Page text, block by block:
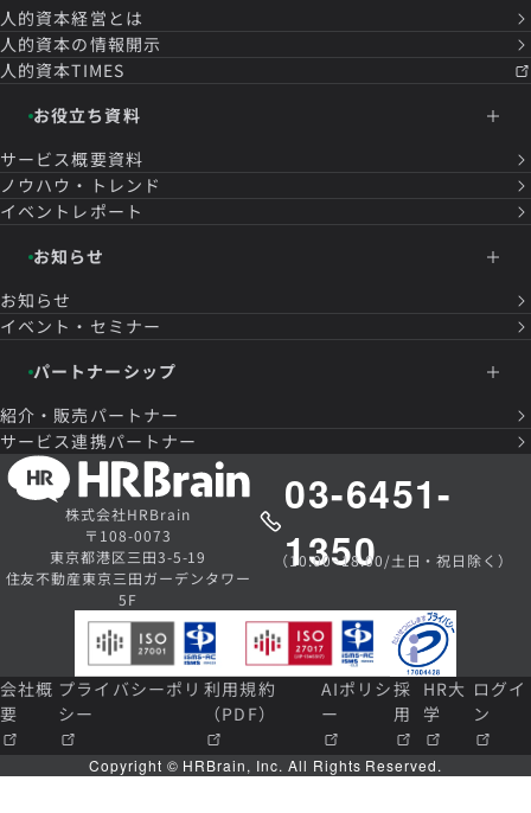
人的資本経営とは
人的資本の情報開示
人的資本TIMES
お役立ち資料
サービス概要資料
ノウハウ・トレンド
イベントレポート
お知らせ
お知らせ
イベント・セミナー
パートナーシップ
紹介・販売パートナー
サービス連携パートナー
株式会社HRBrain
〒108-0073
東京都港区三田3-5-19
住友不動産東京三田ガーデンタワー
5F
03-6451-
1350
（10:00~18:00/土日・祝日除く）
会社概
要
プライバシーポリ
シー
利用規約
（PDF）
AIポリシ
ー
採
用
HR大
学
ログイ
ン
Copyright © HRBrain, Inc. All Rights Reserved.